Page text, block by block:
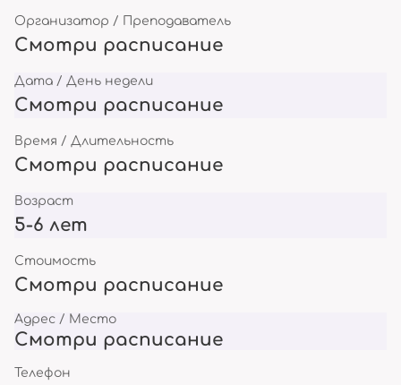
Организатор / Преподаватель
Смотри расписание
Дата / День недели
Смотри расписание
Время / Длительность
Смотри расписание
Возраст
5-6 лет
Стоимость
Смотри расписание
Адрес / Место
Смотри расписание
Телефон